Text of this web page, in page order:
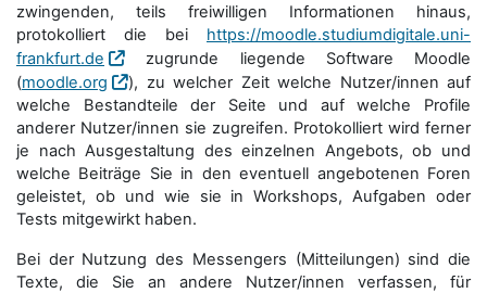
zwingenden, teils freiwilligen Informationen hinaus,
protokolliert die bei https://moodle.studiumdigitale.uni-
frankfurt.de
zugrunde liegende Software Moodle
(moodle.org
), zu welcher Zeit welche Nutzer/innen auf
welche Bestandteile der Seite und auf welche Profile
anderer Nutzer/innen sie zugreifen. Protokolliert wird ferner
je nach Ausgestaltung des einzelnen Angebots, ob und
welche Beiträge Sie in den eventuell angebotenen Foren
geleistet, ob und wie sie in Workshops, Aufgaben oder
Tests mitgewirkt haben.
Bei der Nutzung des Messengers (Mitteilungen) sind die
Texte, die Sie an andere Nutzer/innen verfassen, für